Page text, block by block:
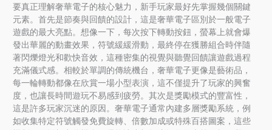
要真正理解奢華電子的核心魅力，新手玩家最好先掌握幾個關鍵
元素。首先是節奏與回饋的設計，這是奢華電子區別於一般電子
遊戲的最大亮點。想像一下，每次按下轉動按鈕，螢幕上就會爆
發出華麗的動畫效果，符號緩緩滑動，最終停在獲勝組合時伴隨
著閃爍燈光和歡快音效，這種密集的視覺與聽覺回饋讓遊戲過程
充滿儀式感。相較於單調的傳統機台，奢華電子更像是藝術品，
每一輪轉動都像在欣賞一場小型表演，這不僅提升了玩家的興奮
度，也讓長時間遊玩不易感到疲勞。其次是獎勵模式的豐富性，
這是許多玩家沉迷的原因。奢華電子通常內建多層獎勵系統，例
如收集特定符號觸發免費旋轉、倍數加成或特殊百搭圖案，這些